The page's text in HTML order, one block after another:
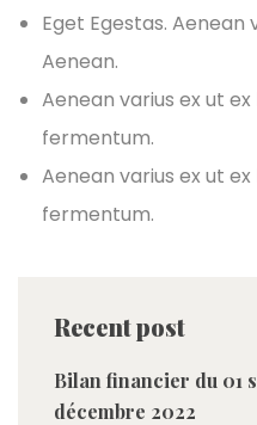
Eget Egestas. Aenean
Aenean.
Aenean varius ex ut
fermentum.
Aenean varius ex ut
fermentum.
Recent post
Bilan financier du 01
décembre 2022